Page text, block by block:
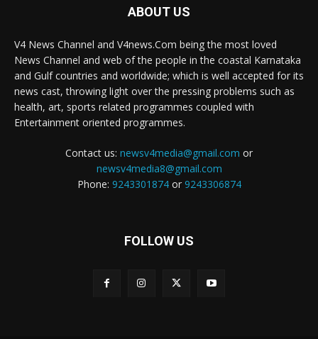
ABOUT US
V4 News Channel and V4news.Com being the most loved
News Channel and web of the people in the coastal Karnataka
and Gulf countries and worldwide; which is well accepted for its
news cast, throwing light over the pressing problems such as
health, art, sports related programmes coupled with
Entertainment oriented programmes.
Contact us: newsv4media@gmail.com or
newsv4media8@gmail.com
Phone: 9243301874or 9243306874
FOLLOW US